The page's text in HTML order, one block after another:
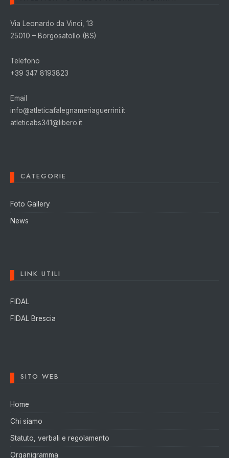
Via Leonardo da Vinci, 13
25010 – Borgosatollo (BS)
Telefono
+39 347 8193823
Email
info@atleticafalegnameriaguerrini.it
atleticabs341@libero.it
CATEGORIE
Foto Gallery
News
LINK UTILI
FIDAL
FIDAL Brescia
SITO WEB
Home
Chi siamo
Statuto, verbali e regolamento
Organigramma